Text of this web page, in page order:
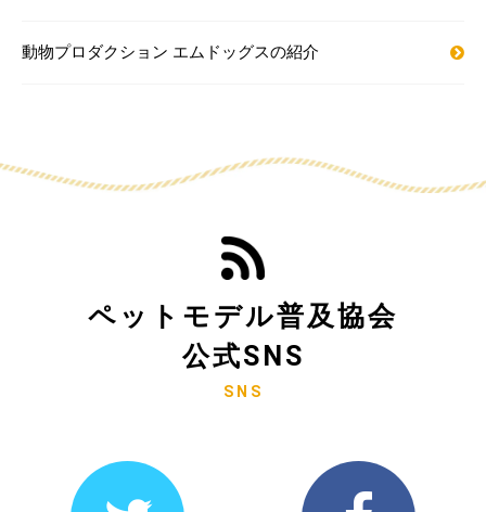
動物プロダクション エムドッグスの紹介
ペットモデル普及協会
公式SNS
SNS